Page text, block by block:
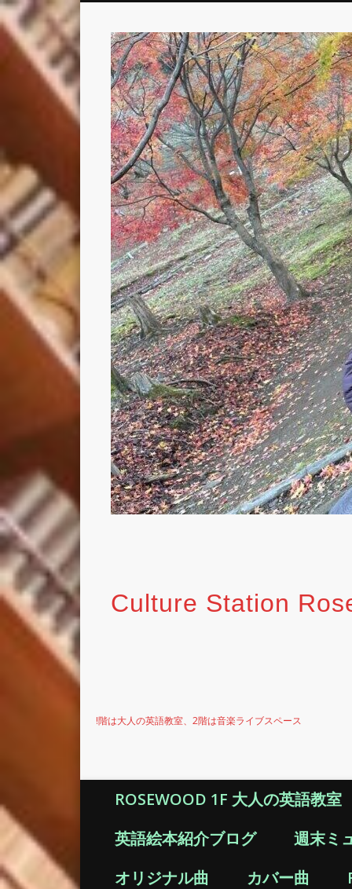
Culture Station
!階は大人の英語教室、2階は音楽ライブスペース
ROSEWOOD 1F 大人の英語教室
英語絵本紹介ブログ
週末ミ
オリジナル曲
カバー曲